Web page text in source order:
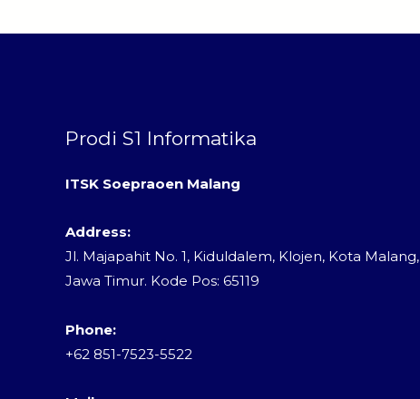
Prodi S1 Informatika
ITSK Soepraoen Malang
Address:
Jl. Majapahit No. 1, Kiduldalem, Klojen, Kota Malang,
Jawa Timur. Kode Pos: 65119
Phone:
+62 851-7523-5522